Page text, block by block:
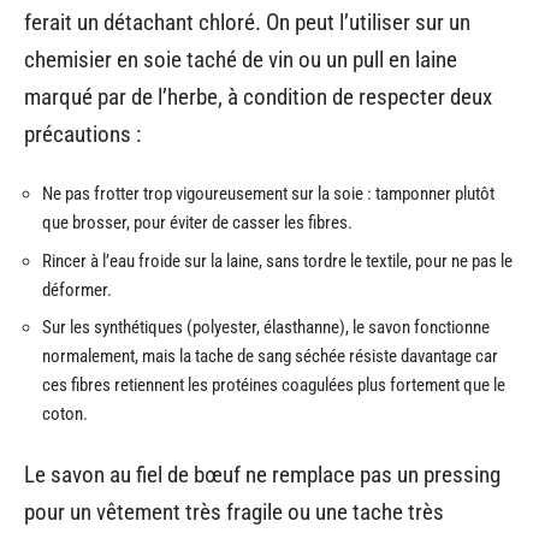
ferait un détachant chloré. On peut l’utiliser sur un
chemisier en soie taché de vin ou un pull en laine
marqué par de l’herbe, à condition de respecter deux
précautions :
Ne pas frotter trop vigoureusement sur la soie : tamponner plutôt
que brosser, pour éviter de casser les fibres.
Rincer à l’eau froide sur la laine, sans tordre le textile, pour ne pas le
déformer.
Sur les synthétiques (polyester, élasthanne), le savon fonctionne
normalement, mais la tache de sang séchée résiste davantage car
ces fibres retiennent les protéines coagulées plus fortement que le
coton.
Le savon au fiel de bœuf ne remplace pas un pressing
pour un vêtement très fragile ou une tache très